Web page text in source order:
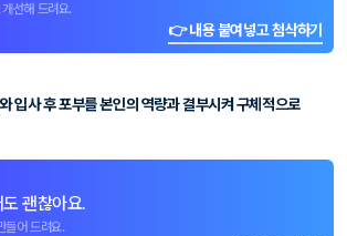
선해 드려요.
👉 내용 붙여넣고 첨삭하기
입사 후 포부를 본인의 역량과 결부시켜 구체적으로
괜찮아요.
들어 드려요.